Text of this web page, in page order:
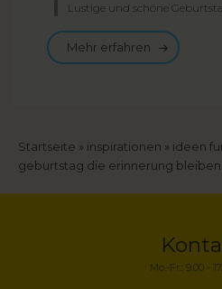
Lustige und schöne
Mehr erfahren
Breadcrumb
Startseite inspirationen
ideen
geburtstag die erinnerung
Mo.-Fr.: 9.00 -